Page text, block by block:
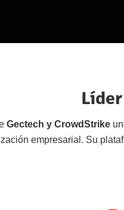
Gectech y CrowdStrike
empresarial. Su